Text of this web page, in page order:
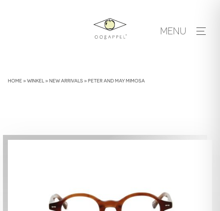
MENU
HOME»WINKEL »NEW ARRIVALS»PETER AND MAY MIMOSA